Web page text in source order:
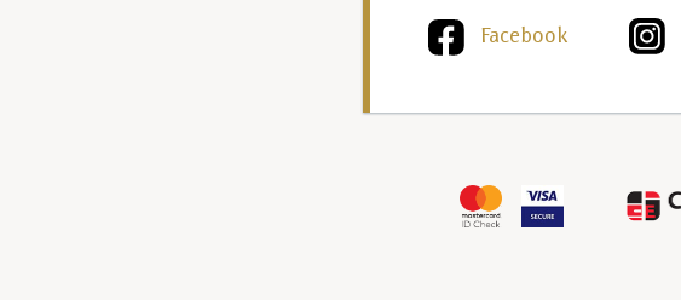
Facebook